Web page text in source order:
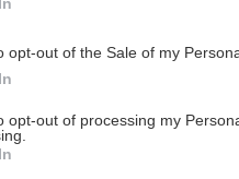
opt-out of the Sale of my
opt-out of processing my
0
Χρέη στις Τράπεζες: